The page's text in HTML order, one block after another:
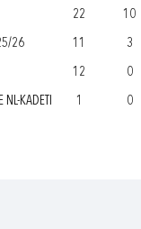
22 10
26 11 3
12 0
NL-KADETI
1 0